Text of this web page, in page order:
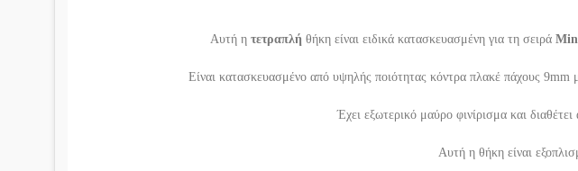
Αυτή η τετραπλή θήκη είναι ειδικά κατασκευασμένη για τη σειρά
Είναι κατασκευασμένο από υψηλής ποιότητας κόντρα πλακέ πάχους
Έχει εξωτερικό μαύρο φινίρισμα και
Αυτή η θήκη είναι